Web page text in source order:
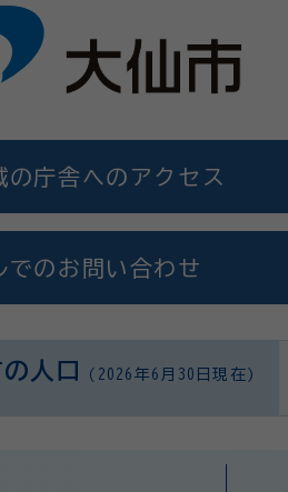
の庁舎へのアクセス
でのお問い合わせ
人口 (2026年6月30日現在)